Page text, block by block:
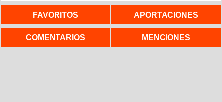
FAVORITOS APORTACIONES
COMENTARIOS MENCIONES